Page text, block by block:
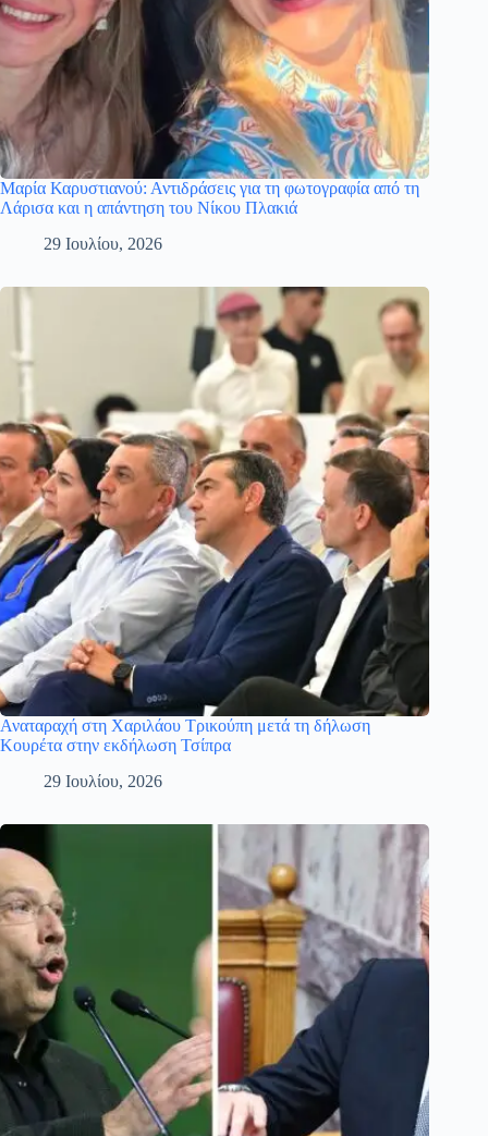
Μαρία Καρυστιανού: Αντιδράσεις για τη φωτογραφία από τη
Λάρισα και η απάντηση του Νίκου Πλακιά
29 Ιουλίου, 2026
Αναταραχή στη Χαριλάου Τρικούπη μετά τη δήλωση
Κουρέτα στην εκδήλωση Τσίπρα
29 Ιουλίου, 2026